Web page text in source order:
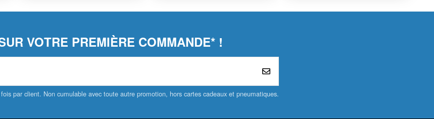
VOTRE PREMIÈRE COMMANDE* !
par client. Non cumulable avec toute autre promotion, hors cartes cadeaux et pneumatiques.